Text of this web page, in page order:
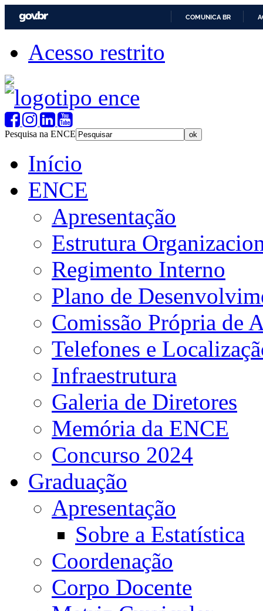
COMUNICA BR
Acesso restrito
Pesquisa na ENCE
Início
ENCE
Apresentação
Estrutura
Regimento Interno
Plano de
Comissão Própria de
Telefones e
Infraestrutura
Galeria de Diretores
Memória da ENCE
Concurso 2024
Graduação
Apresentação
Sobre a Estatística
Coordenação
Corpo Docente